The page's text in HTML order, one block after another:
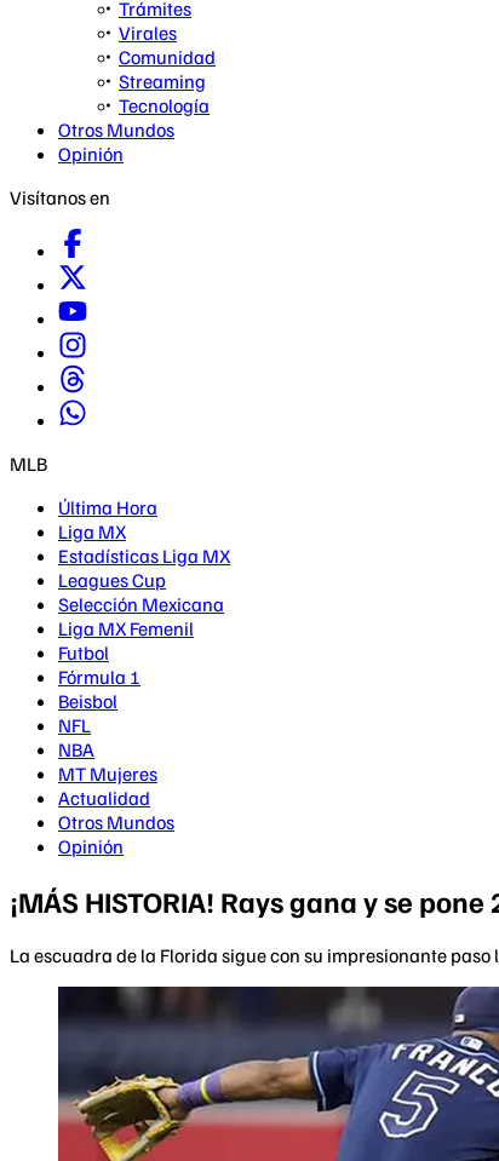
Trámites
Virales
Comunidad
Streaming
Tecnología
Otros Mundos
Opinión
Visítanos en
MLB
Última Hora
Liga MX
Estadísticas Liga MX
Leagues Cup
Selección Mexicana
Liga MX Femenil
Futbol
Fórmula 1
Beisbol
NFL
NBA
MT Mujeres
Actualidad
Otros Mundos
Opinión
¡MÁS HISTORIA! Rays gana y se
La escuadra de la Florida sigue con su impresionante